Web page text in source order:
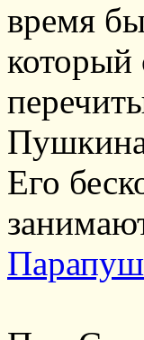
время
который
Его